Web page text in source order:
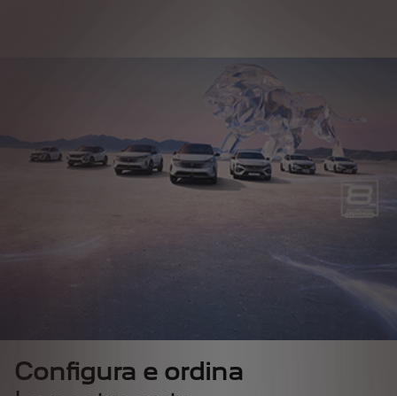
Configura e ordina
Configura e ordina